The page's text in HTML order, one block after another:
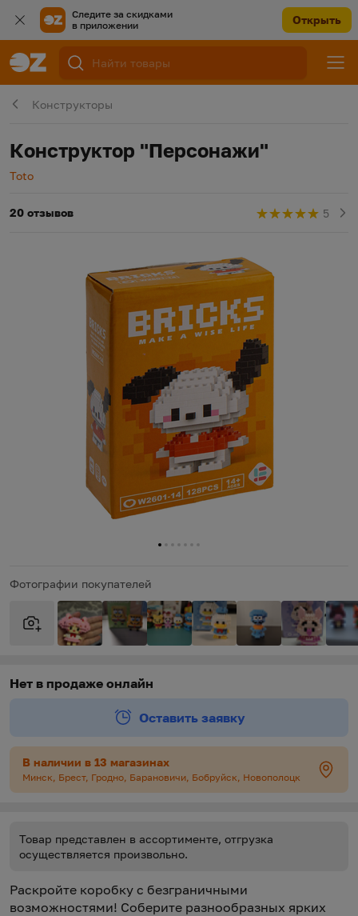
Следите за скидками
в приложении
Открыть
Конструкторы
Конструктор "Персонажи"
Производитель
Toto
20 отзывов 5
01 23456
Фотографии покупателей
Нет в продаже онлайн
Оставить заявку
В наличии в 13 магазинах
Минск, Брест, Гродно, Барановичи, Бобруйск, Новополоцк
Товар представлен в ассортименте, отгрузка
осуществляется произвольно.
Раскройте коробку с безграничными
возможностями! Соберите разнообразных ярких